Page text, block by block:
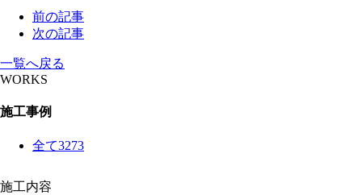
前の記事
次の記事
一覧へ戻る
WORKS
施工事例
全て3273
施工内容